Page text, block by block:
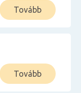
Tovább
Tovább